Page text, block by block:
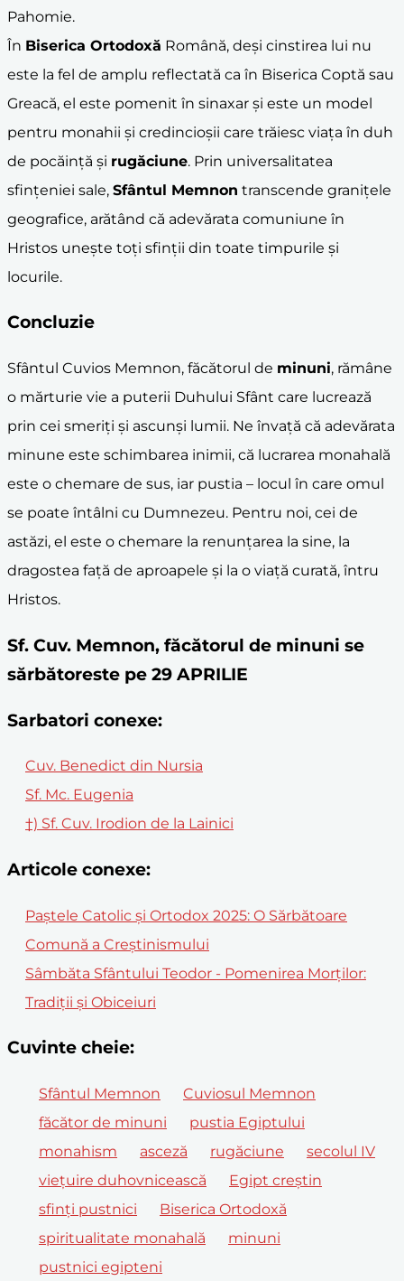
Pahomie.
În Biserica Ortodoxă Română, deși cinstirea lui nu
este la fel de amplu reflectată ca în Biserica Coptă sau
Greacă, el este pomenit în sinaxar și este un model
pentru monahii și credincioșii care trăiesc viața în duh
de pocăință și rugăciune. Prin universalitatea
sfințeniei sale, Sfântul Memnon transcende granițele
geografice, arătând că adevărata comuniune în
Hristos unește toți sfinții din toate timpurile și
locurile.
Concluzie
Sfântul Cuvios Memnon, făcătorul de minuni, rămâne
o mărturie vie a puterii Duhului Sfânt care lucrează
prin cei smeriți și ascunși lumii. Ne învață că adevărata
minune este schimbarea inimii, că lucrarea monahală
este o chemare de sus, iar pustia – locul în care omul
se poate întâlni cu Dumnezeu. Pentru noi, cei de
astăzi, el este o chemare la renunțarea la sine, la
dragostea față de aproapele și la o viață curată, întru
Hristos.
Sf. Cuv. Memnon, făcătorul de minuni se
sărbătoreste pe 29 APRILIE
Sarbatori conexe:
Cuv. Benedict din Nursia
Sf. Mc. Eugenia
†) Sf. Cuv. Irodion de la Lainici
Articole conexe:
Paștele Catolic și Ortodox 2025: O Sărbătoare
Comună a Creștinismului
Sâmbăta Sfântului Teodor - Pomenirea Morților:
Tradiții și Obiceiuri
Cuvinte cheie:
Sfântul Memnon
Cuviosul Memnon
făcător de minuni
pustia Egiptului
monahism
asceză rugăciune
secolul IV
viețuire duhovnicească
Egipt creștin
sfinți pustnici
Biserica Ortodoxă
spiritualitate monahală
minuni
pustnici egipteni